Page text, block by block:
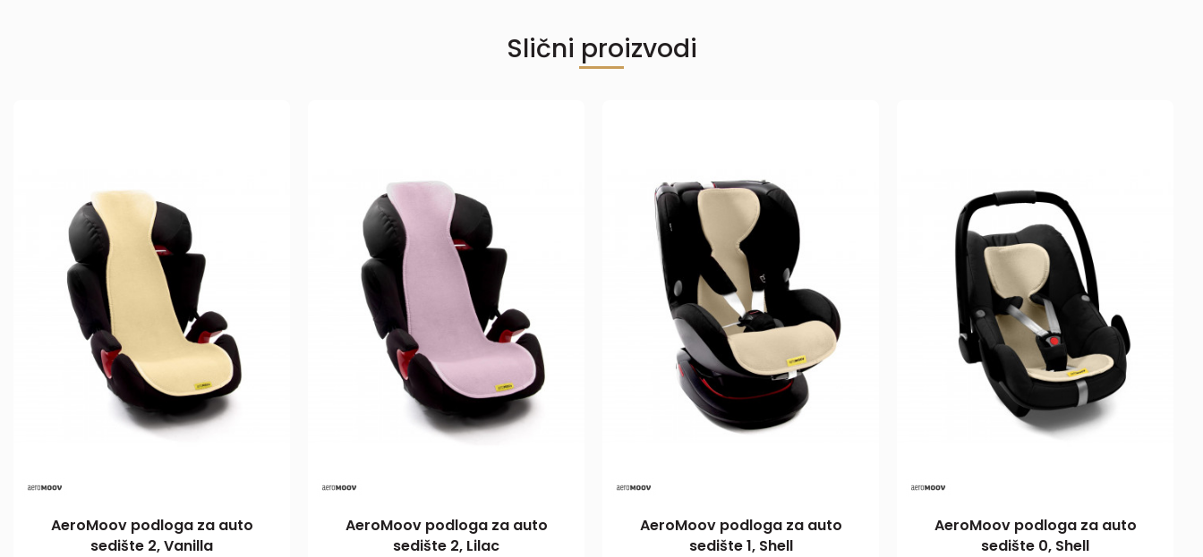
Slični proizvodi
AeroMoov podloga za auto
sedište 2, Vanilla
AeroMoov podloga za auto
sedište 2, Lilac
AeroMoov podloga za auto
sedište 1, Shell
AeroMoov podloga za auto
sedište 0, Shell